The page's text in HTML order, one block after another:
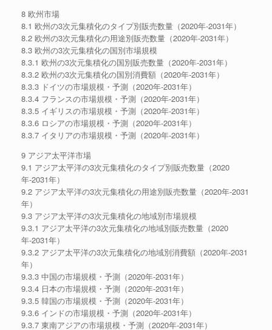
8 欧州市場
8.1 欧州の3次元集積化のタイプ別販売数量（2020年-2031年）
8.2 欧州の3次元集積化の用途別販売数量（2020年-2031年）
8.3 欧州の3次元集積化の国別市場規模
8.3.1 欧州の3次元集積化の国別販売数量（2020年-2031年）
8.3.2 欧州の3次元集積化の国別消費額（2020年-2031年）
8.3.3 ドイツの市場規模・予測（2020年-2031年）
8.3.4 フランスの市場規模・予測（2020年-2031年）
8.3.5 イギリスの市場規模・予測（2020年-2031年）
8.3.6 ロシアの市場規模・予測（2020年-2031年）
8.3.7 イタリアの市場規模・予測（2020年-2031年）
9 アジア太平洋市場
9.1 アジア太平洋の3次元集積化のタイプ別販売数量（2020
年-2031年）
9.2 アジア太平洋の3次元集積化の用途別販売数量（2020年-2031
年）
9.3 アジア太平洋の3次元集積化の地域別市場規模
9.3.1 アジア太平洋の3次元集積化の地域別販売数量（2020
年-2031年）
9.3.2 アジア太平洋の3次元集積化の地域別消費額（2020年-2031
年）
9.3.3 中国の市場規模・予測（2020年-2031年）
9.3.4 日本の市場規模・予測（2020年-2031年）
9.3.5 韓国の市場規模・予測（2020年-2031年）
9.3.6 インドの市場規模・予測（2020年-2031年）
9.3.7 東南アジアの市場規模・予測（2020年-2031年）